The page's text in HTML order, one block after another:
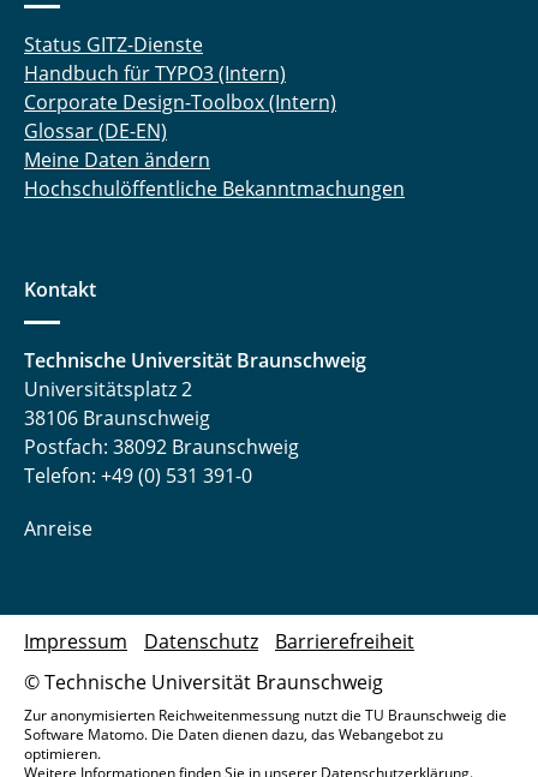
Status GITZ-Dienste
Handbuch für TYPO3 (Intern)
Corporate Design-Toolbox (Intern)
Glossar (DE-EN)
Meine Daten ändern
Hochschulöffentliche Bekanntmachungen
Kontakt
Technische Universität Braunschweig
Universitätsplatz 2
38106 Braunschweig
Postfach: 38092 Braunschweig
Telefon: +49 (0) 531 391-0
Anreise
© Technische Universität Braunschweig
Impressum Datenschutz Barrierefreiheit
Zur anonymisierten Reichweitenmessung nutzt die TU Braunschweig die
Software Matomo. Die Daten dienen dazu, das Webangebot zu
optimieren.
Weitere Informationen finden Sie in unserer Datenschutzerklärung.